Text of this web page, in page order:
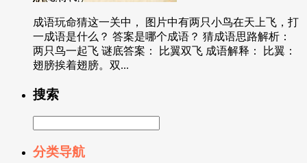
成语玩命猜这一关中， 图片中有两只小鸟在天上飞，打
一成语是什么？ 答案是哪个成语？ 猜成语思路解析：
两只鸟一起飞 谜底答案： 比翼双飞 成语解释： 比翼：
翅膀挨着翅膀。双...
搜索
分类导航